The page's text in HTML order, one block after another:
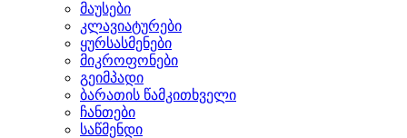
მაუსები
კლავიატურები
ყურსასმენები
მიკროფონები
გეიმპადი
ბარათის წამკითხველი
ჩანთები
საწმენდი